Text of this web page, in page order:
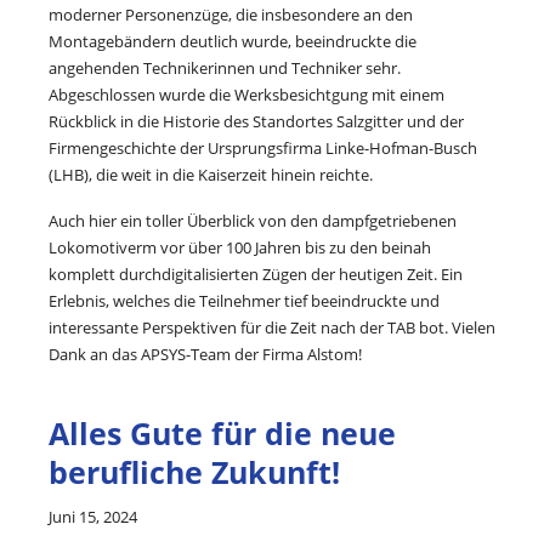
moderner Personenzüge, die insbesondere an den
Montagebändern deutlich wurde, beeindruckte die
angehenden Technikerinnen und Techniker sehr.
Abgeschlossen wurde die Werksbesichtgung mit einem
Rückblick in die Historie des Standortes Salzgitter und der
Firmengeschichte der Ursprungsfirma Linke-Hofman-Busch
(LHB), die weit in die Kaiserzeit hinein reichte.
Auch hier ein toller Überblick von den dampfgetriebenen
Lokomotiverm vor über 100 Jahren bis zu den beinah
komplett durchdigitalisierten Zügen der heutigen Zeit. Ein
Erlebnis, welches die Teilnehmer tief beeindruckte und
interessante Perspektiven für die Zeit nach der TAB bot. Vielen
Dank an das APSYS-Team der Firma Alstom!
Alles Gute für die neue
berufliche Zukunft!
Juni 15, 2024